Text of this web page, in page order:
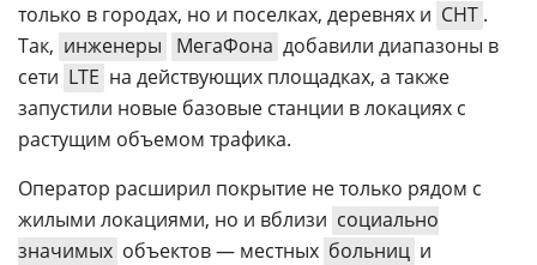
только в городах, но и поселках, деревнях и СНТ .
Так, инженеры МегаФона добавили диапазоны в
сети LTE на действующих площадках, а также
запустили новые базовые станции в локациях с
растущим объемом трафика.
Оператор расширил покрытие не только рядом с
жилыми локациями, но и вблизи социально
значимых объектов — местных больниц и